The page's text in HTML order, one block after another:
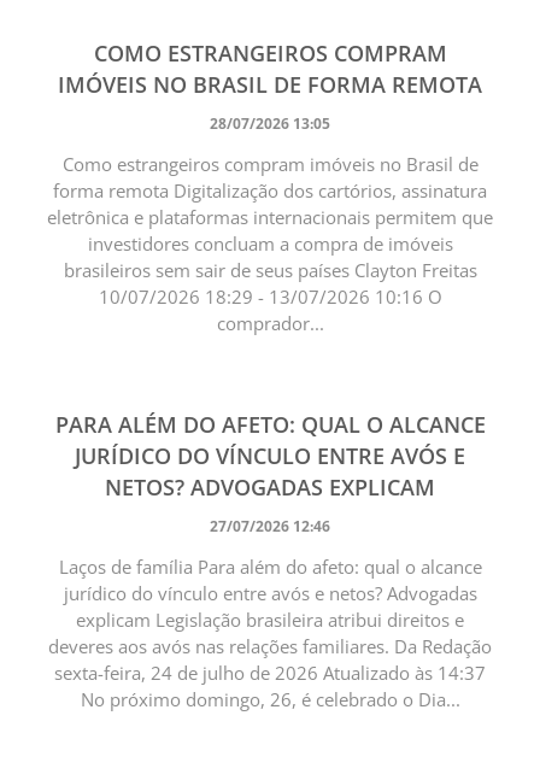
COMO ESTRANGEIROS COMPRAM
IMÓVEIS NO BRASIL DE FORMA REMOTA
28/07/2026 13:05
Como estrangeiros compram imóveis no Brasil de
forma remota Digitalização dos cartórios, assinatura
eletrônica e plataformas internacionais permitem que
investidores concluam a compra de imóveis
brasileiros sem sair de seus países Clayton Freitas
10/07/2026 18:29 - 13/07/2026 10:16 O
comprador...
PARA ALÉM DO AFETO: QUAL O ALCANCE
JURÍDICO DO VÍNCULO ENTRE AVÓS E
NETOS? ADVOGADAS EXPLICAM
27/07/2026 12:46
Laços de família Para além do afeto: qual o alcance
jurídico do vínculo entre avós e netos? Advogadas
explicam Legislação brasileira atribui direitos e
deveres aos avós nas relações familiares. Da Redação
sexta-feira, 24 de julho de 2026 Atualizado às 14:37
No próximo domingo, 26, é celebrado o Dia...